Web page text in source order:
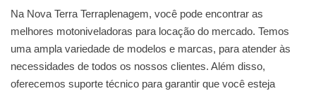
Na Nova Terra Terraplenagem, você pode encontrar as
melhores motoniveladoras para locação do mercado. Temos
uma ampla variedade de modelos e marcas, para atender às
necessidades de todos os nossos clientes. Além disso,
oferecemos suporte técnico para garantir que você esteja